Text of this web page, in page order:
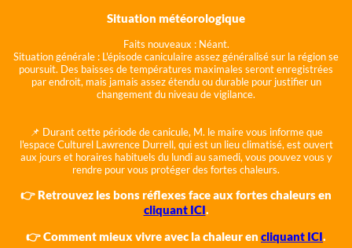
Situation météorologique
Faits nouveaux : Néant.
Situation générale : L'épisode caniculaire assez généralisé sur la région se
poursuit. Des baisses de températures maximales seront enregistrées
par endroit, mais jamais assez étendu ou durable pour justifier un
changement du niveau de vigilance.
📌 Durant cette période de canicule, M. le maire vous informe que
l'espace Culturel Lawrence Durrell, qui est un lieu climatisé, est ouvert
aux jours et horaires habituels du lundi au samedi, vous pouvez vous y
rendre pour vous protéger des fortes chaleurs.
👉 Retrouvez les bons réflexes face aux fortes chaleurs en
cliquant ICI.
👉 Comment mieux vivre avec la chaleur en cliquant ICI.